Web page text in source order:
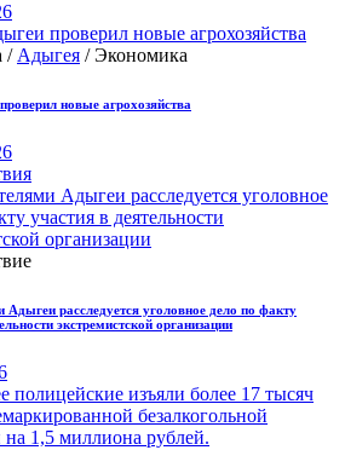
/Адыгея / Экономика
новые агрохозяйства
Адыгеи расследуется уголовное дело по факту
экстремистской организации